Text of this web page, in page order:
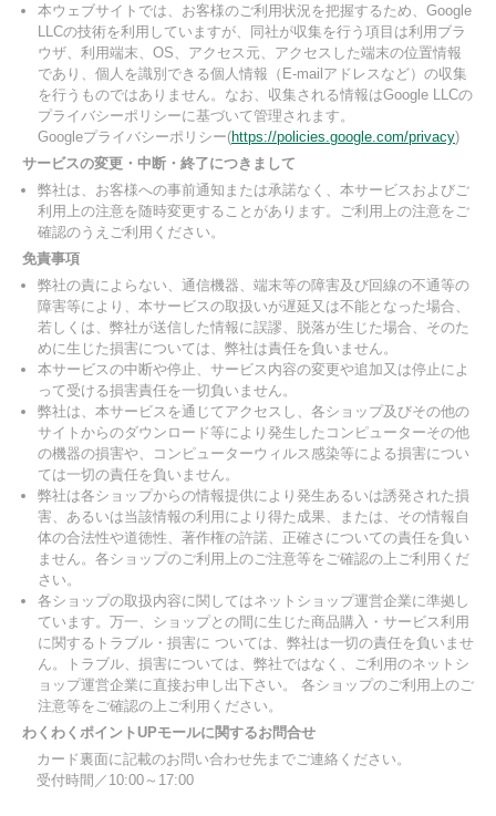
本ウェブサイトでは、お客様のご利用状況を把握するため、Google
LLCの技術を利用していますが、同社が収集を行う項目は利用ブラ
ウザ、利用端末、OS、アクセス元、アクセスした端末の位置情報
であり、個人を識別できる個人情報（E-mailアドレスなど）の収集
を行うものではありません。なお、収集される情報はGoogle LLCの
プライバシーポリシーに基づいて管理されます。
Googleプライバシーポリシー(https://policies.google.com/privacy)
サービスの変更・中断・終了につきまして
弊社は、お客様への事前通知または承諾なく、本サービスおよびご
利用上の注意を随時変更することがあります。ご利用上の注意をご
確認のうえご利用ください。
免責事項
弊社の責によらない、通信機器、端末等の障害及び回線の不通等の
障害等により、本サービスの取扱いが遅延又は不能となった場合、
若しくは、弊社が送信した情報に誤謬、脱落が生じた場合、そのた
めに生じた損害については、弊社は責任を負いません。
本サービスの中断や停止、サービス内容の変更や追加又は停止によ
って受ける損害責任を一切負いません。
弊社は、本サービスを通じてアクセスし、各ショップ及びその他の
サイトからのダウンロード等により発生したコンピューターその他
の機器の損害や、コンピューターウィルス感染等による損害につい
ては一切の責任を負いません。
弊社は各ショップからの情報提供により発生あるいは誘発された損
害、あるいは当該情報の利用により得た成果、または、その情報自
体の合法性や道徳性、著作権の許諾、正確さについての責任を負い
ません。各ショップのご利用上のご注意等をご確認の上ご利用くだ
さい。
各ショップの取扱内容に関してはネットショップ運営企業に準拠し
ています。万一、ショップとの間に生じた商品購入・サービス利用
に関するトラブル・損害に ついては、弊社は一切の責任を負いませ
ん。トラブル、損害については、弊社ではなく、ご利用のネットシ
ョップ運営企業に直接お申し出下さい。 各ショップのご利用上のご
注意等をご確認の上ご利用ください。
わくわくポイントUPモールに関するお問合せ
カード裏面に記載のお問い合わせ先までご連絡ください。
受付時間／10:00～17:00